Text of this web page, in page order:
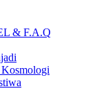
& F.A.Q